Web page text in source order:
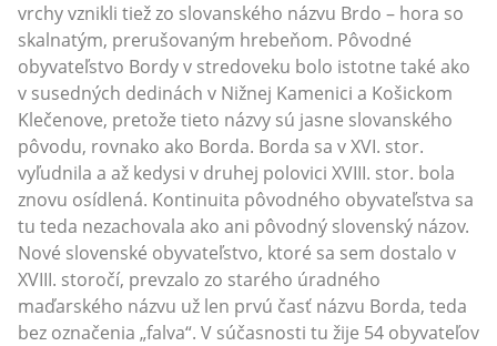
vrchy vznikli tiež zo slovanského názvu Brdo – hora so
skalnatým, prerušovaným hrebeňom. Pôvodné
obyvateľstvo Bordy v stredoveku bolo istotne také ako
v susedných dedinách v Nižnej Kamenici a Košickom
Klečenove, pretože tieto názvy sú jasne slovanského
pôvodu, rovnako ako Borda. Borda sa v XVI. stor.
vyľudnila a až kedysi v druhej polovici XVIII. stor. bola
znovu osídlená. Kontinuita pôvodného obyvateľstva sa
tu teda nezachovala ako ani pôvodný slovenský názov.
Nové slovenské obyvateľstvo, ktoré sa sem dostalo v
XVIII. storočí, prevzalo zo starého úradného
maďarského názvu už len prvú časť názvu Borda, teda
bez označenia „falva“. V súčasnosti tu žije 54 obyvateľov